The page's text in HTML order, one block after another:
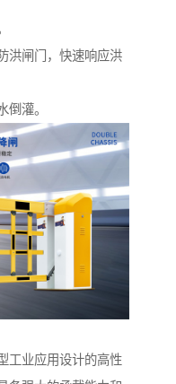
洪闸门，快速响应洪
倒灌。
工业应用设计的高性